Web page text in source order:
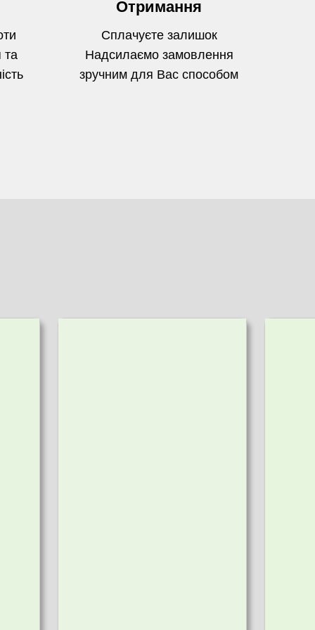
та
Отримання
Сплачуєте залишок
Надсилаємо замовлення
зручним для Вас способом